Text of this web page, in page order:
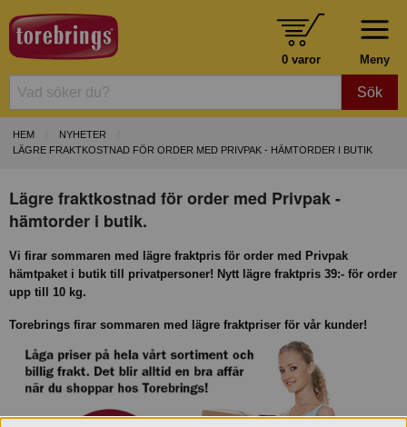
Meny
0 varor
Sök
HEM
NYHETER
LÄGRE FRAKTKOSTNAD FÖR ORDER MED PRIVPAK - HÄMTORDER I BUTIK
Lägre fraktkostnad för order med Privpak -
hämtorder i butik.
Vi firar sommaren med lägre fraktpris för order med Privpak
hämtpaket i butik till privatpersoner! Nytt lägre fraktpris 39:- för order
upp till 10 kg.
Torebrings firar sommaren med lägre fraktpriser för vår kunder!